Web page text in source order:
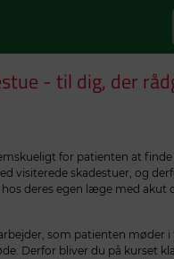
- til dig, der
for patienten at finde
visiterede skadestuer, og
deres egen læge med akut
som patienten møder i
Derfor bliver du på kurset